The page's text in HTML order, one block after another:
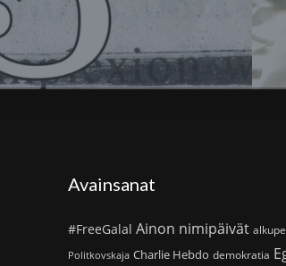
Avainsanat
#FreeGalal Ainon nimipäivät
Politkovskaja Charlie Hebdo demokratia